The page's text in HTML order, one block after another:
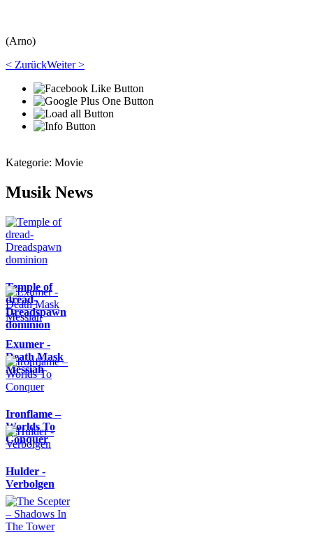
(Arno)
< ZurückWeiter >
Kategorie: Movie
Musik News
Temple of
dread-
Dreadspawn
dominion
Exumer -
Death Mask
Messiah
Ironflame –
Worlds To
Conquer
Hulder -
Verbolgen